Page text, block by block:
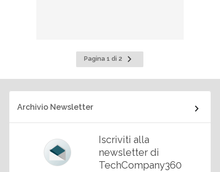
Pagina 1 di 2
Pagina
successiva
Archivio Newsletter
Iscriviti alla
newsletter di
TechCompany360